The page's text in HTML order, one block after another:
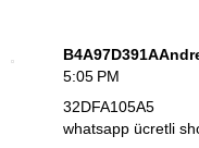
5:05 PM
32DFA105A5
whatsapp ücretli